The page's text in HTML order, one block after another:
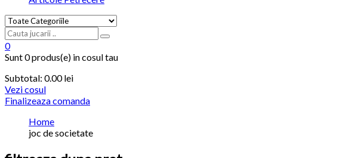
0
Sunt0 produs(e) in cosul tau
Subtotal: 0.00lei
Vezi cosul
Finalizeaza comanda
Home
joc de societate